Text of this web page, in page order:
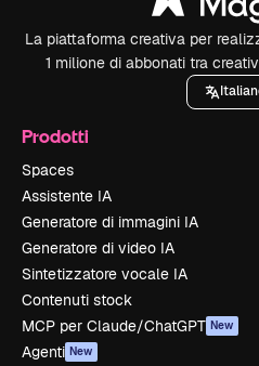
La piattaforma creativa per
1 milione di abbonati tra
Prodotti
Spaces
Assistente IA
Generatore di immagini IA
Generatore di video IA
Sintetizzatore vocale IA
Contenuti stock
MCP per Claude/ChatGPT New
Agenti New